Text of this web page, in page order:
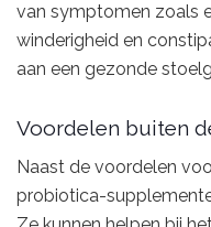
van symptomen zoals
winderigheid en
aan een gezonde
Voordelen buiten
Naast de voordelen
probiotica-